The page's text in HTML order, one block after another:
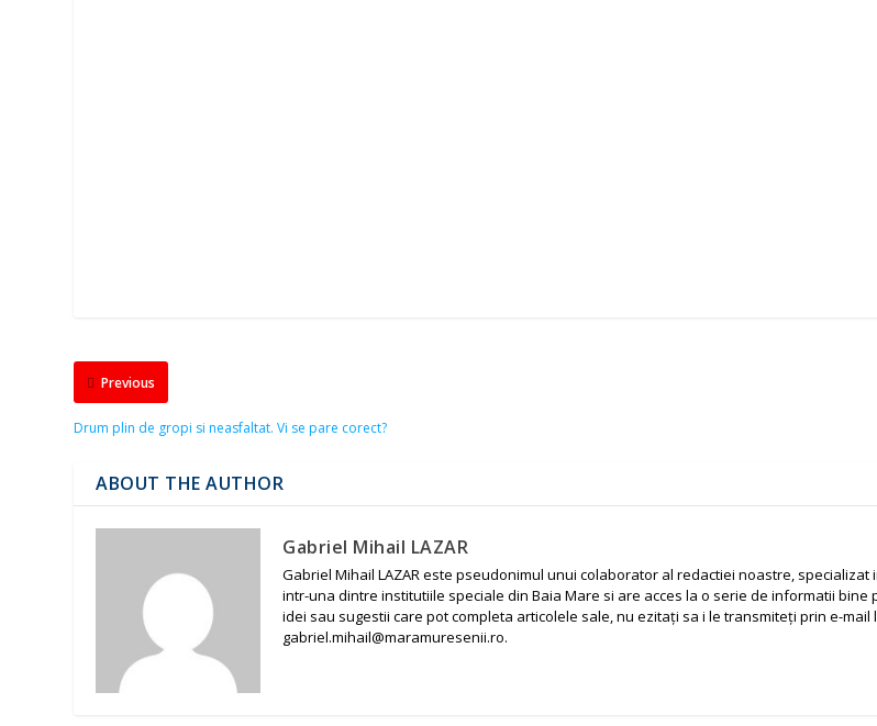
Previous
Drum plin de gropi si neasfaltat. Vi se pare corect?
ABOUT THE AUTHOR
Gabriel Mihail LAZAR
Gabriel Mihail LAZAR este pseudonimul unui colaborator al redactiei noastre, specializat
intr-una dintre institutiile speciale din Baia Mare si are acces la o serie de informatii bine
idei sau sugestii care pot completa articolele sale, nu ezitați sa i le transmiteți prin e-mail
gabriel.mihail@maramuresenii.ro.